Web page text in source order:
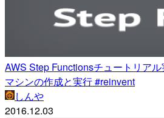
AWS Step Functionsチュートリア
マシンの作成と実行 #reinvent
しんや
2016.12.03